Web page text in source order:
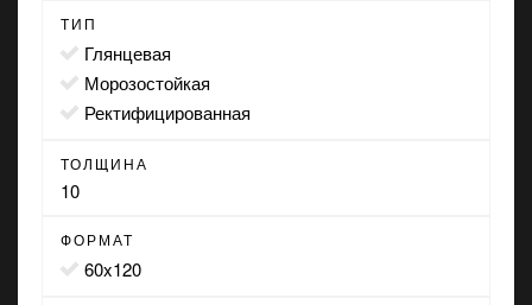
ТИП
глянцевая
морозостойкая
ректифицированная
ТОЛЩИНА
10
ФОРМАТ
60x120